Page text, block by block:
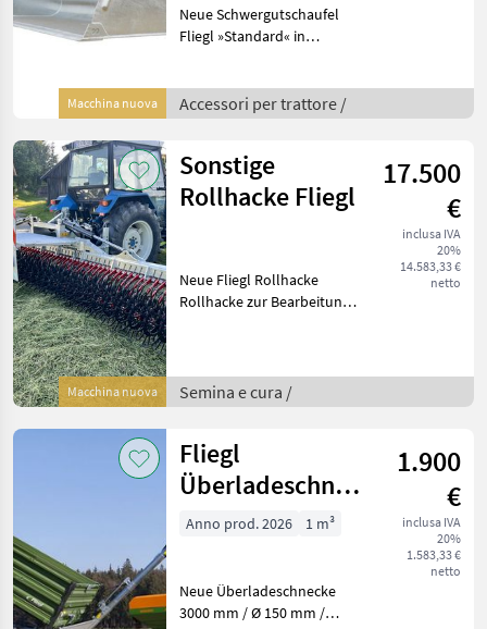
Macchina nuova
Neue Schwergutschaufel
Fliegl »Standard« in
Wunschbreite. Wir beraten
Sie gerne und
angeboten:
Accessori per trattore /
Macchina nuova
Sonstige
Rollhacke Fliegl
17.500
€
inclusa IVA
20%
14.583,33 €
netto
Neue Fliegl Rollhacke
Rollhacke zur Bearbeitung
geeignet. Die Rollhacke regt
somit die Mineralisierung
Semina e cura /
Fliegl
Überladeschnecke
für jeden Kipper
1.900
€
inclusa IVA
20%
1.583,33 €
netto
Anno prod. 2026 1 m³
Neue Überladeschnecke
3000 mm / Ø 150 mm /